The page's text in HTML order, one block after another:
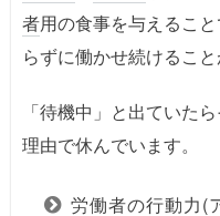
者用の食事を与えるこ
らずに働かせ続けること
「待機中」と出ていた
理由で休んでいます。
労働者の行動力(